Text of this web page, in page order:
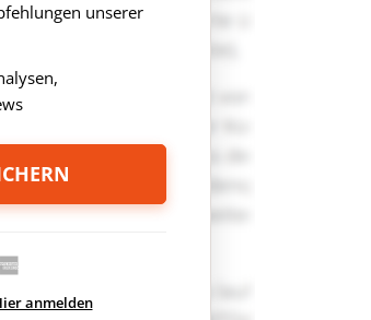
unserer
anmelden